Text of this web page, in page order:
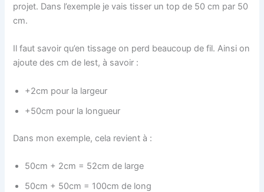
projet. Dans l’exemple je vais tisser un top de 50 cm par 50
cm.
Il faut savoir qu’en tissage on perd beaucoup de fil. Ainsi on
ajoute des cm de lest, à savoir :
+2cm pour la largeur
+50cm pour la longueur
Dans mon exemple, cela revient à :
50cm + 2cm = 52cm de large
50cm + 50cm = 100cm de long